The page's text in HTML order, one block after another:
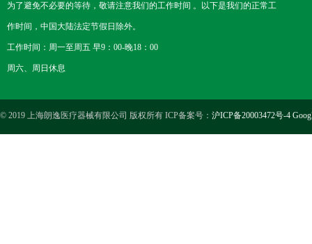
为了避免不必要的等待，敬请注意我们的工作时间 。以下是我们的正常工
作时间，中国大陆法定节假日除外。
工作时间：周一至周五 早9：00-晚18：00
周六、周日休息
© 2019 上海朗逸医疗器械有限公司 版权所有 ICP备案号： 沪ICP备20003472号-4